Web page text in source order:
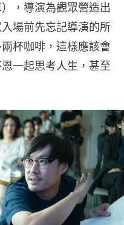
，導演為觀眾營造出
場前先忘記導演的所
杯咖啡，這樣應該會
一起思考人生，甚至